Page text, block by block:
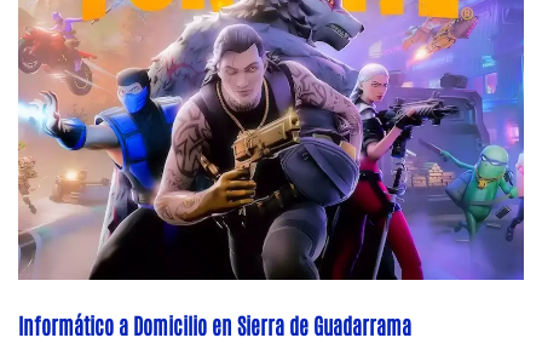
Informático a Domicilio en Sierra de Guadarrama